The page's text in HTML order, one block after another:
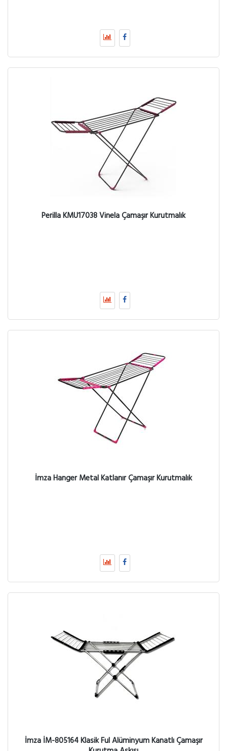
Perilla KMU17038 Vinela Çamaşır Kurutmalık
İmza Hanger Metal Katlanır Çamaşır Kurutmalık
İmza İM-805164 Klasik Ful Alüminyum Kanatlı Çamaşır